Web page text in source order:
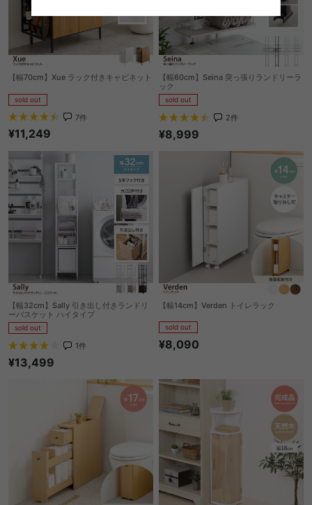
【幅70cm】Xue ラック付きキャビネット
sold out
7件
¥11,249
【幅60cm】Seina 突っ張りランドリーラ
ック
sold out
2件
¥8,999
【幅32cm】Sally 引き出し付きランドリ
ーバスケット ハイタイプ
sold out
1件
¥13,499
【幅14cm】Verden トイレラック
sold out
¥8,090